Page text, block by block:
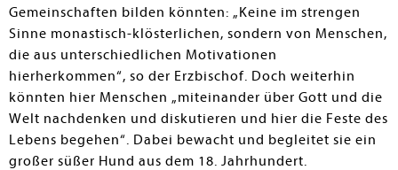
Gemeinschaften bilden könnten: „Keine im strengen
Sinne monastisch-klösterlichen, sondern von Menschen,
die aus unterschiedlichen Motivationen
hierherkommen“, so der Erzbischof. Doch weiterhin
könnten hier Menschen „miteinander über Gott und die
Welt nachdenken und diskutieren und hier die Feste des
Lebens begehen“. Dabei bewacht und begleitet sie ein
großer süßer Hund aus dem 18. Jahrhundert.